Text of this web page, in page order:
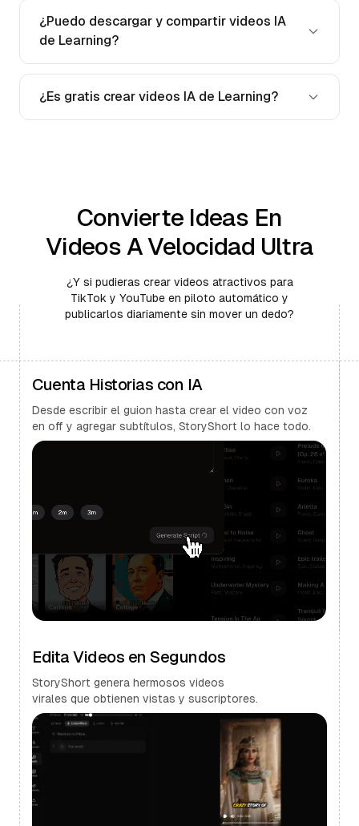
¿Puedo descargar y compartir videos IA
de Learning?
¿Es gratis crear videos IA de Learning?
Convierte Ideas En
Videos A Velocidad Ultra
¿Y si pudieras crear videos atractivos para
TikTok y YouTube en piloto automático y
publicarlos diariamente sin mover un dedo?
Cuenta Historias con IA
Desde escribir el guion hasta crear el video con voz
en off y agregar subtítulos, StoryShort lo hace todo.
Edita Videos en Segundos
StoryShort genera hermosos videos
virales que obtienen vistas y suscriptores.